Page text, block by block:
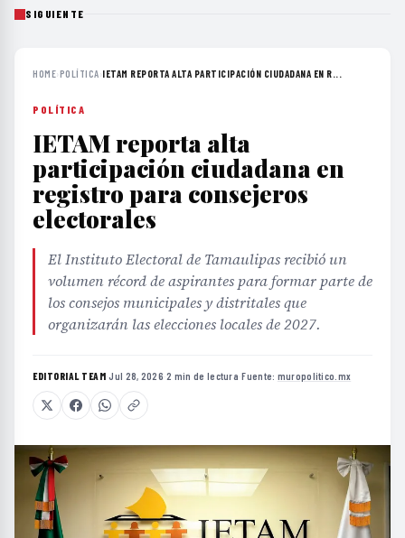
SIGUIENTE
HOME›POLÍTICA›IETAM REPORTA ALTA PARTICIPACIÓN CIUDADANA EN R...
POLÍTICA
IETAM reporta alta
participación ciudadana en
registro para consejeros
electorales
El Instituto Electoral de Tamaulipas recibió un
volumen récord de aspirantes para formar parte de
los consejos municipales y distritales que
organizarán las elecciones locales de 2027.
EDITORIAL TEAM·Jul 28, 2026·2 min de lectura·Fuente: muropolitico.mx